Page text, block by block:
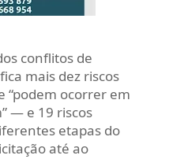
conflitos de
mais dez riscos
ocorrer em
— e 19 riscos
etapas do
até ao